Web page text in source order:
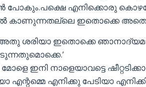
പോകും.പക്ഷെ എനിക്കൊരു
കാണുന്നതല്ലെ ഇതൊക്കെ
ശരിയാ ഇതൊക്കെ
മോളെ ഇനി നാളെയാവട്ടെ
എന്റമ്മെ എനിക്കു പേടിയാ